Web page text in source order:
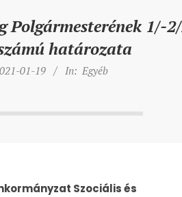
Polgármesterének 1/-
határozata
01-19 In: Egyéb
Szociális és